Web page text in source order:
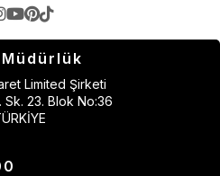
Limited Şirketi
23. Blok No:36